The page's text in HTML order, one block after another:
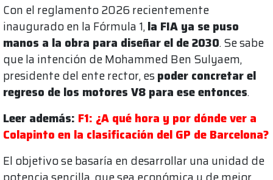
Con el reglamento 2026 recientemente
inaugurado en la Fórmula 1,la FIA ya se puso
manos a la obra para diseñar el de 2030. Se sabe
que la intención de Mohammed Ben Sulyaem,
presidente del ente rector, espoder concretar el
regreso de los motores V8 para ese entonces.
Leer además: F1: ¿A qué hora y por dónde ver a
Colapinto en la clasificación del GP de Barcelona?
El objetivo se basaría en desarrollar una unidad de